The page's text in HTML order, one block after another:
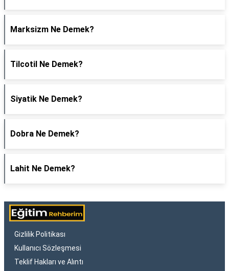
Marksizm Ne Demek?
Tilcotil Ne Demek?
Siyatik Ne Demek?
Dobra Ne Demek?
Lahit Ne Demek?
Gizlilik Politikası
Kullanıcı Sözleşmesi
Teklif Hakları ve Alıntı